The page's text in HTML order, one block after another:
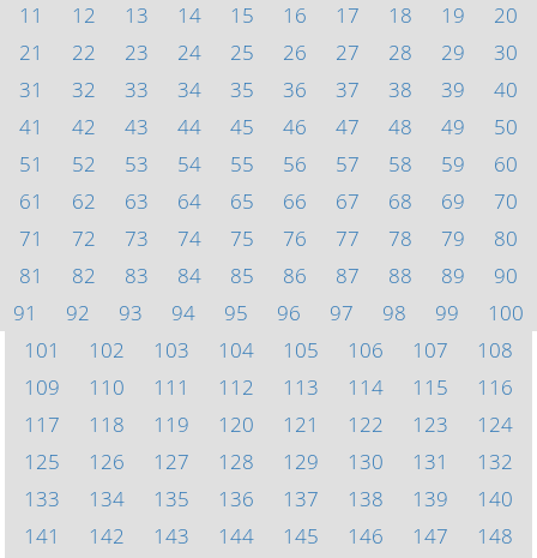
11
12 13 14 15 16 17 18 19
20
21
22 23 24 25 26 27 28 29
30
31
32 33 34 35 36 37 38 39
40
41
42 43 44 45 46 47 48 49
50
51
52 53 54 55 56 57 58 59
60
61
62 63 64 65 66 67 68 69
70
71
72 73 74 75 76 77 78 79
80
81
82 83 84 85 86 87 88 89
90
91
92 93 94 95 96 97 98 99
100
101
102 103 104 105 106 107
108
109
110 111 112 113 114 115
116
117
118 119 120 121 122 123
124
125
126 127 128 129 130 131
132
133
134 135 136 137 138 139
140
141
142 143 144 145 146 147
148